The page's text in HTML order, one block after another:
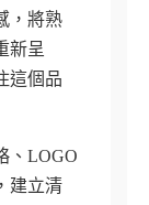
，將熟
新呈
這個品
、LOGO
建立清